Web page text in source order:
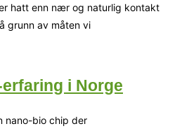
hatt enn nær og naturlig kontakt
grunn av måten vi
i Norge
nano-bio chip der